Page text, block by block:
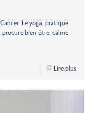
Le yoga, pratique
bien-être, calme
Lire plus